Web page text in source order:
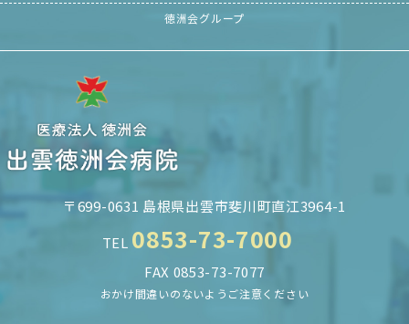
徳洲会グループ
〒699-0631 島根県出雲市斐川町直江3964-1
TEL 0853-73-7000
FAX 0853-73-7077
おかけ間違いのないようご注意ください